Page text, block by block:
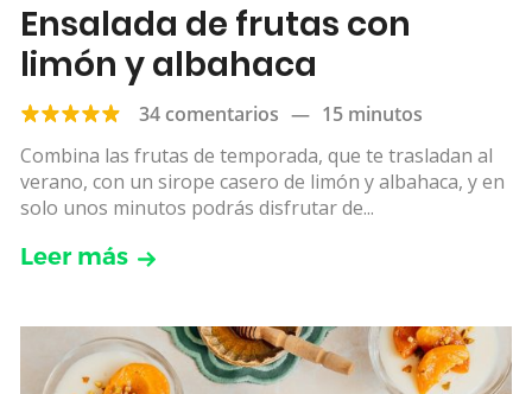
Ensalada de frutas con
limón y albahaca
34 comentarios — 15 minutos
Combina las frutas de temporada, que te trasladan al
verano, con un sirope casero de limón y albahaca, y en
solo unos minutos podrás disfrutar de...
Leer más